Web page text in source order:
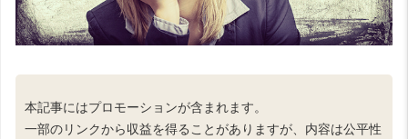
本記事にはプロモーションが含まれます。
一部のリンクから収益を得ることがありますが、内容は公平性